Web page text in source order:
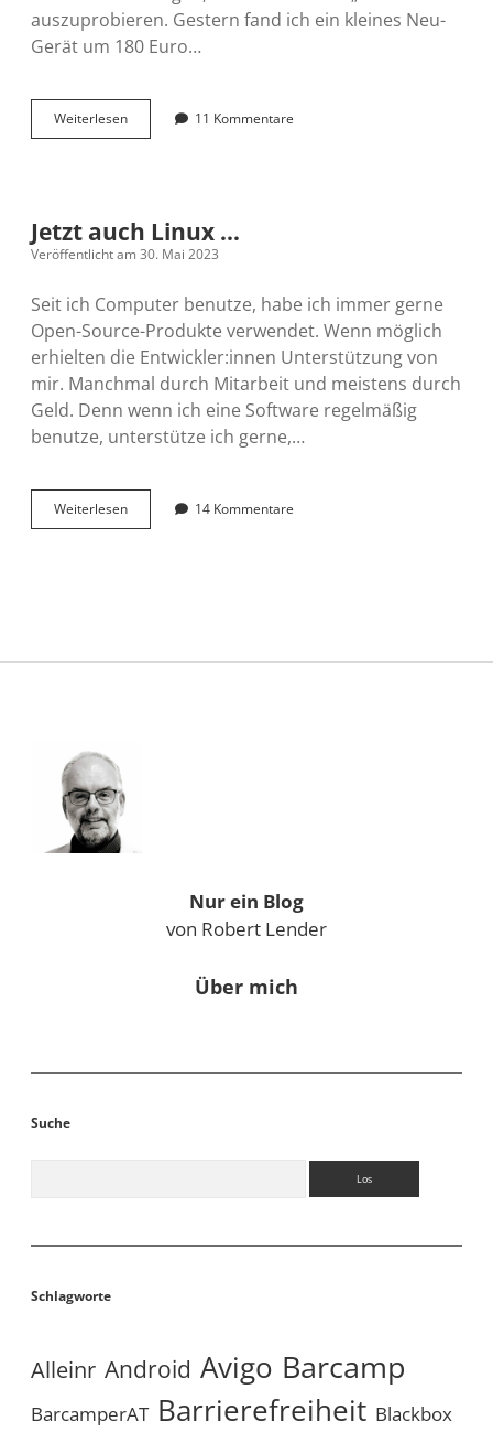
auszuprobieren. Gestern fand ich ein kleines Neu-
Gerät um 180 Euro…
WeiterlesenMein
erstes
11 Kommentare
Jetzt auch Linux …
Veröffentlicht am 30. Mai 2023
Seit ich Computer benutze, habe ich immer gerne
Open-Source-Produkte verwendet. Wenn möglich
erhielten die Entwickler:innen Unterstützung von
mir. Manchmal durch Mitarbeit und meistens durch
Geld. Denn wenn ich eine Software regelmäßig
benutze, unterstütze ich gerne,…
WeiterlesenJetzt
auch
14 Kommentare
Sidebar
Nur ein Blog
von Robert Lender
Über mich
Suche
Schlagworte
Alleinr Android Avigo Barcamp
BarcamperAT Barrierefreiheit Blackbox